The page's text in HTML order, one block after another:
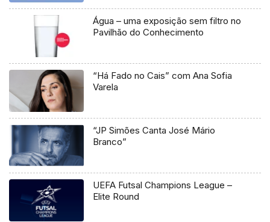
Água – uma exposição sem filtro no
Pavilhão do Conhecimento
“Há Fado no Cais” com Ana Sofia
Varela
“JP Sim​õ​es Canta José M​á​rio
Branco”
UEFA Futsal Champions League –
Elite Round